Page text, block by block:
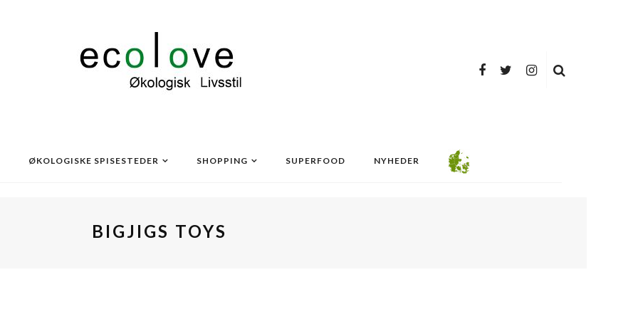
ØKOLOGISKE SPISESTEDER SHOPPING SUPERFOOD NYHEDER
BIGJIGS TOYS